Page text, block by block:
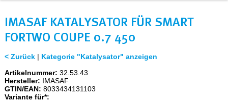
IMASAF KATALYSATOR FÜR SMART
FORTWO COUPE 0.7 450
< Zurück| Kategorie "Katalysator" anzeigen
Artikelnummer: 32.53.43
Hersteller: IMASAF
GTIN/EAN: 8033434131103
Variante für*: